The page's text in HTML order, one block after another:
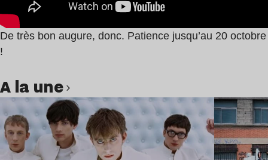
De très bon augure, donc. Patience jusqu’au 20 octobre
!
A la une
Lire l’article